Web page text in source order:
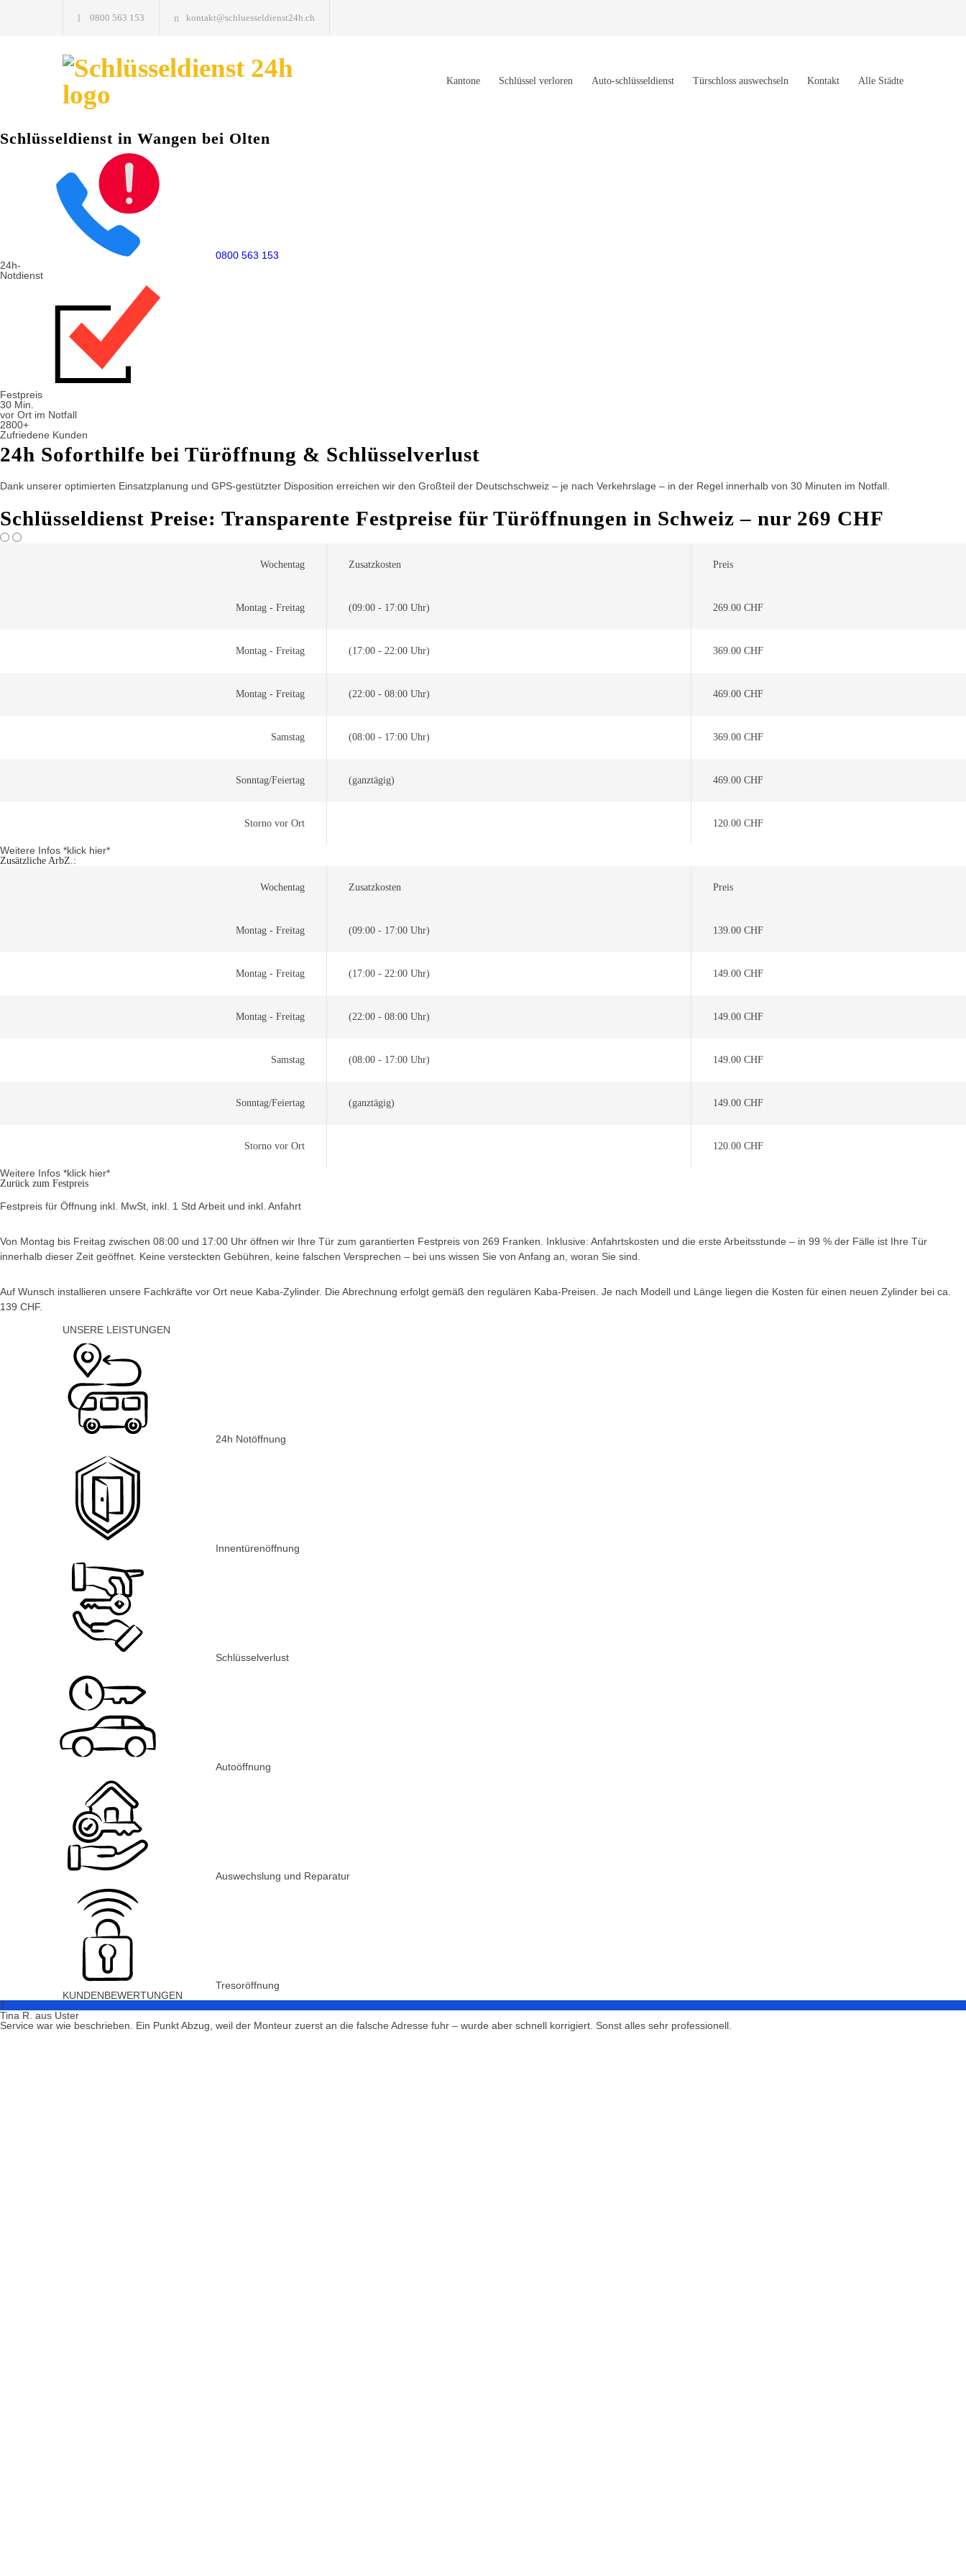
0800 563 153 kontakt@schluesseldienst24h.ch
Kantone Schlüssel verloren Auto-schlüsseldienst Türschloss auswechseln Kontakt Alle Städte
Schlüsseldienst in Wangen bei Olten
0800 563 153
24h-
Notdienst
Festpreis
30 Min.
vor Ort im Notfall
2800+
Zufriedene Kunden
24h Soforthilfe bei Türöffnung & Schlüsselverlust
Dank unserer optimierten Einsatzplanung und GPS-gestützter Disposition erreichen wir den Großteil der Deutschschweiz – je nach Verkehrslage – in der Regel innerhalb von 30 Minuten im Notfall.
Schlüsseldienst Preise: Transparente Festpreise für Türöffnungen in Schweiz – nur 269 CHF
Wochentag Zusatzkosten Preis
Montag - Freitag (09:00 - 17:00 Uhr) 269.00 CHF
Montag - Freitag (17:00 - 22:00 Uhr) 369.00 CHF
Montag - Freitag (22:00 - 08:00 Uhr) 469.00 CHF
Samstag (08:00 - 17:00 Uhr) 369.00 CHF
Sonntag/Feiertag (ganztägig) 469.00 CHF
Storno vor Ort 120.00 CHF
Weitere Infos *klick hier*
Zusätzliche ArbZ.:
Wochentag Zusatzkosten Preis
Montag - Freitag (09:00 - 17:00 Uhr) 139.00 CHF
Montag - Freitag (17:00 - 22:00 Uhr) 149.00 CHF
Montag - Freitag (22:00 - 08:00 Uhr) 149.00 CHF
Samstag (08:00 - 17:00 Uhr) 149.00 CHF
Sonntag/Feiertag (ganztägig) 149.00 CHF
Storno vor Ort 120.00 CHF
Weitere Infos *klick hier*
Zurück zum Festpreis
Festpreis für Öffnung inkl. MwSt, inkl. 1 Std Arbeit und inkl. Anfahrt
Von Montag bis Freitag zwischen 08:00 und 17:00 Uhr öffnen wir Ihre Tür zum garantierten Festpreis von 269 Franken. Inklusive: Anfahrtskosten und die erste Arbeitsstunde – in 99 % der Fälle ist Ihre Tür
innerhalb dieser Zeit geöffnet. Keine versteckten Gebühren, keine falschen Versprechen – bei uns wissen Sie von Anfang an, woran Sie sind.
Auf Wunsch installieren unsere Fachkräfte vor Ort neue Kaba-Zylinder. Die Abrechnung erfolgt gemäß den regulären Kaba-Preisen. Je nach Modell und Länge liegen die Kosten für einen neuen Zylinder bei ca.
139 CHF.
UNSERE LEISTUNGEN
24h Notöffnung
Innentürenöffnung
Schlüsselverlust
Autoöffnung
Auswechslung und Reparatur
Tresoröffnung
KUNDENBEWERTUNGEN
T
Tina R. aus Uster
Service war wie beschrieben. Ein Punkt Abzug, weil der Monteur zuerst an die falsche Adresse fuhr – wurde aber schnell korrigiert. Sonst alles sehr professionell.